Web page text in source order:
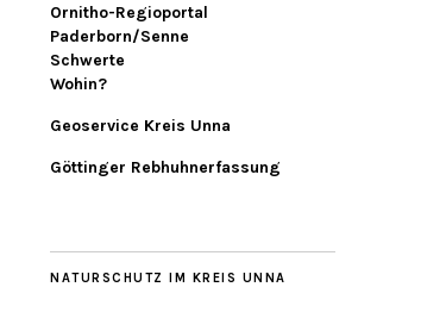
Ornitho-Regioportal
Paderborn/Senne
Schwerte
Wohin?
Geoservice Kreis Unna
Göttinger Rebhuhnerfassung
NATURSCHUTZ IM KREIS UNNA